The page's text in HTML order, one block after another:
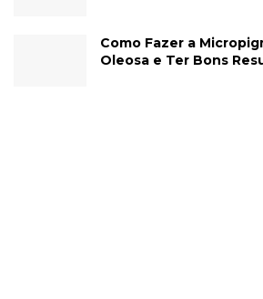
Como Fazer a
Oleosa e Ter Bons